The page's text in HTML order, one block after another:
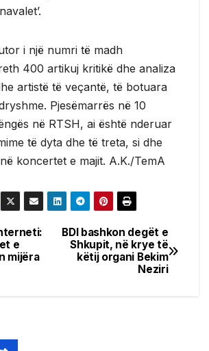
i një numri të madh
400 artikuj kritikë dhe analiza
artistë të veçantë, të botuara
Pjesëmarrës në 10
në RTSH, ai është nderuar
të dyta dhe të treta, si dhe
koncertet e majit. A.K./TemA
BDI bashkon degët e
Shkupit, në krye të
këtij organi Bekim
Neziri
e
mijëra